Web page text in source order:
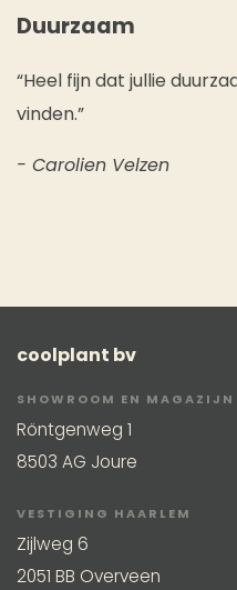
Duurzaam
“Heel fijn dat jullie
vinden.”
- Carolien Velzen
coolplant bv
SHOWROOM EN MAGAZIJN
Röntgenweg 1
8503 AG Joure
VESTIGING HAARLEM
Zijlweg 6
2051 BB Overveen